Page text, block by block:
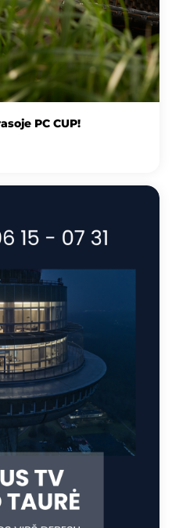
PC CUP!